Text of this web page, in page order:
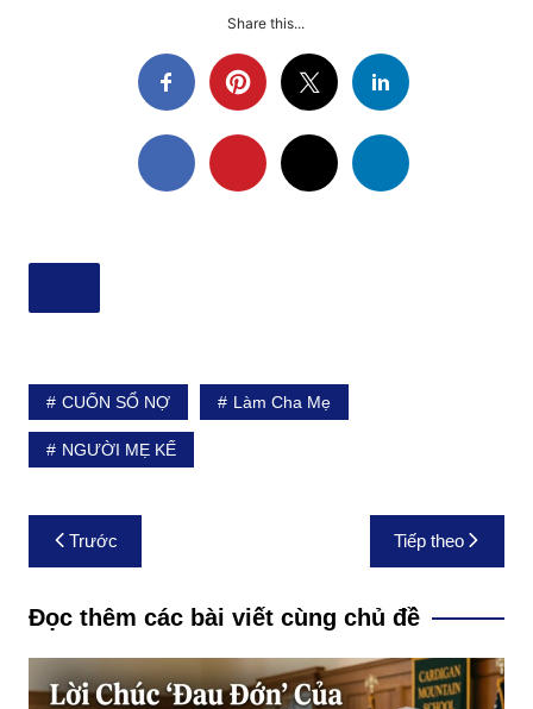
Share this...
CUỐN SỔ NỢ Làm Cha Mẹ
NGƯỜI MẸ KẾ
Điều
hướng
bài
viết
Trước Tiếp theo
Đọc thêm các bài viết cùng chủ đề